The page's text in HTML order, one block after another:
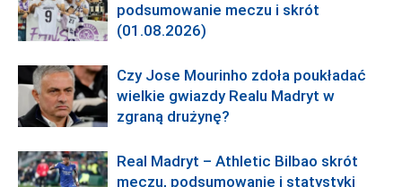
podsumowanie meczu i skrót
(01.08.2026)
Czy Jose Mourinho zdoła poukładać
wielkie gwiazdy Realu Madryt w
zgraną drużynę?
Real Madryt – Athletic Bilbao skrót
meczu, podsumowanie i statystyki